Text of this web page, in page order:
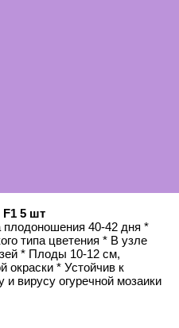
F1 5 шт
40-42 дня *
типа цветения * В узле
* Плоды 10-12 см,
окраски * Устойчив к
и вирусу огуречной мозаики